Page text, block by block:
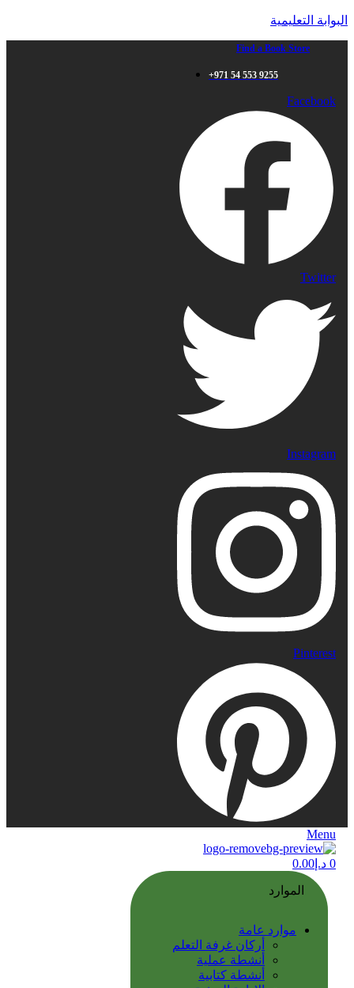
البوابة التعليمية
Find a Book Store
+971 54 553 9255
Facebook
Twitter
Instagram
Pinterest
Menu
0 د.إ 0.00
الموارد
موارد عامة
أركان غرفة التعلم
أنشطة عملية
أنشطة كتابية